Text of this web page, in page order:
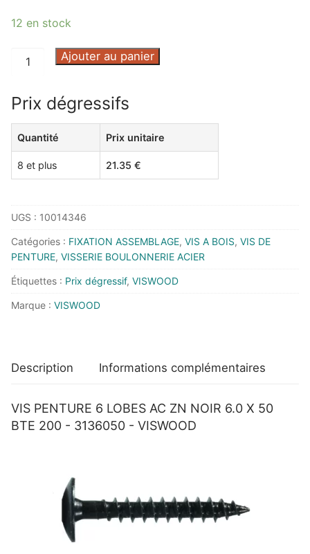
12 en stock
quantité
PENTURE
6
LOBES
AC
ZN
6.0
50
BTE
200
3136050
Ajouter au panier
Prix dégressifs
Quantité Prix unitaire
8 et plus 21.35 €
UGS : 10014346
Catégories : FIXATION ASSEMBLAGE, VIS A BOIS, VIS DE
PENTURE, VISSERIE BOULONNERIE ACIER
Étiquettes : Prix dégressif, VISWOOD
Marque : VISWOOD
Description Informations complémentaires
VIS PENTURE 6 LOBES AC ZN NOIR 6.0 X 50
BTE 200 - 3136050 - VISWOOD